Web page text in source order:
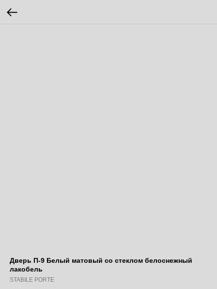
Дверь П-9 Белый матовый со стеклом белоснежный
лакобель
STABILE PORTE